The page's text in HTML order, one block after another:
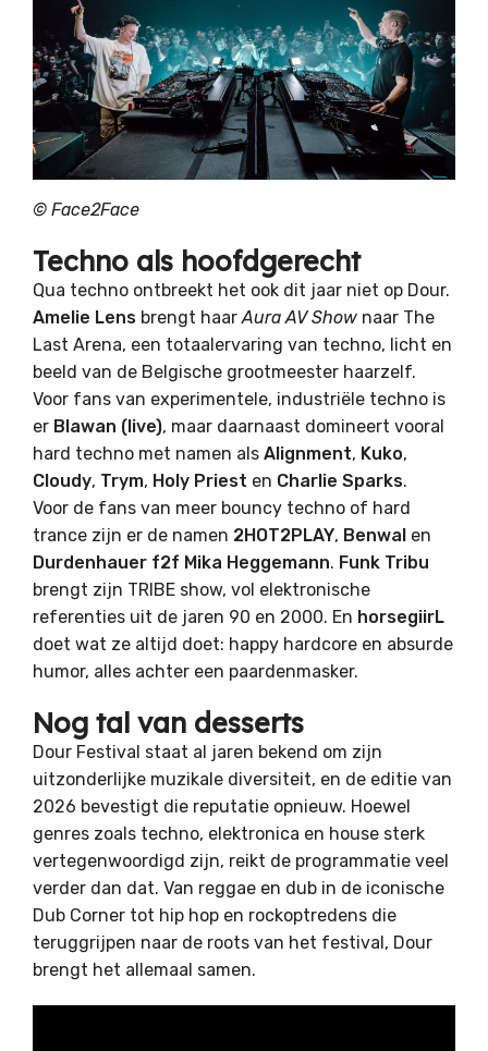
© Face2Face
Techno als hoofdgerecht
Qua techno ontbreekt het ook dit jaar niet op Dour.
Amelie Lens brengt haarAura AV Show naar The
Last Arena, een totaalervaring van techno, licht en
beeld van de Belgische grootmeester haarzelf.
Voor fans van experimentele, industriële techno is
er Blawan (live), maar daarnaast domineert vooral
hard techno met namen als Alignment, Kuko,
Cloudy, Trym, Holy Priest en Charlie Sparks.
Voor de fans van meer bouncy techno of hard
trance zijn er de namen 2HOT2PLAY, Benwal en
Durdenhauer f2f Mika Heggemann. Funk Tribu
brengt zijn TRIBE show, vol elektronische
referenties uit de jaren 90 en 2000. En horsegiirL
doet wat ze altijd doet: happy hardcore en absurde
humor, alles achter een paardenmasker.
Nog tal van desserts
Dour Festival staat al jaren bekend om zijn
uitzonderlijke muzikale diversiteit, en de editie van
2026 bevestigt die reputatie opnieuw. Hoewel
genres zoals techno, elektronica en house sterk
vertegenwoordigd zijn, reikt de programmatie veel
verder dan dat. Van reggae en dub in de iconische
Dub Corner tot hip hop en rockoptredens die
teruggrijpen naar de roots van het festival, Dour
brengt het allemaal samen.